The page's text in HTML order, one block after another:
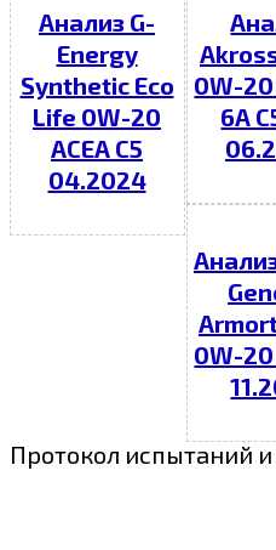
Анализ G-
Energy
Synthetic Eco
Life 0W-20
ACEA C5
04.2024
0W-20
6A
0W-20
Протокол испытаний